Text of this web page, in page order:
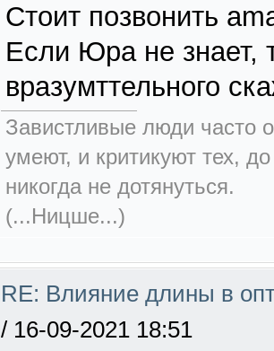
Стоит позвонить
Если Юра не знает,
вразумттельного
Завистливые люди часто
умеют, и критикуют тех,
никогда не дотянуться.
(...Ницше...)
RE: Влияние длины в
/ 16-09-2021 18:51